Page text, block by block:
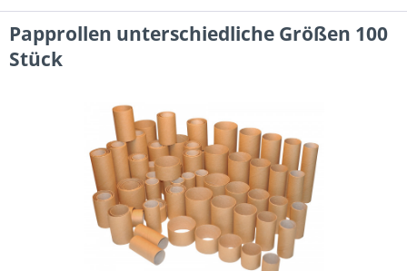
Papprollen unterschiedliche Größen 100
Stück